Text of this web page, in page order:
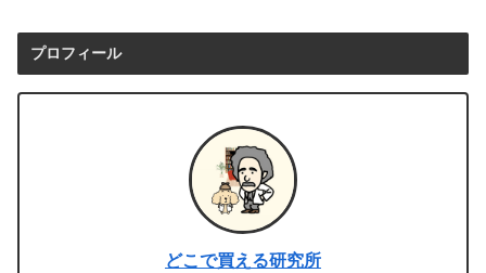
プロフィール
どこで買える研究所